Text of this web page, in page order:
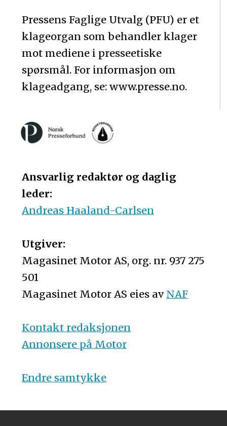
Pressens Faglige Utvalg (PFU) er et
klageorgan som behandler klager
mot mediene i presseetiske
spørsmål. For informasjon om
klageadgang, se: www.presse.no.
Ansvarlig redaktør og daglig
leder:
Andreas Haaland-Carlsen
Utgiver:
Magasinet Motor AS, org. nr. 937 275
501
Magasinet Motor AS eies av NAF
Kontakt redaksjonen
Annonsere på Motor
Endre samtykke